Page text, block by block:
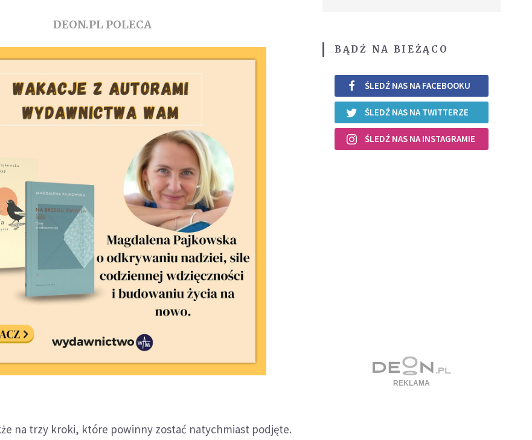
DEON.PL POLECA
na trzy kroki, które powinny zostać natychmiast podjęte.
BĄDŹ NA BIEŻĄCO
ŚLEDŹ NAS NA FACEBOOKU
ŚLEDŹ NAS NA TWITTERZE
ŚLEDŹ NAS NA INSTAGRAMIE